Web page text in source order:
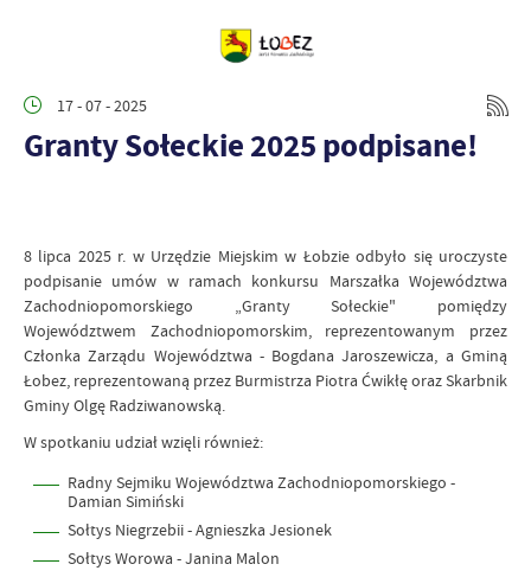
17 - 07 - 2025
Granty Sołeckie 2025 podpisane!
8 lipca 2025 r. w Urzędzie Miejskim w Łobzie odbyło się uroczyste
podpisanie umów w ramach konkursu Marszałka Województwa
Zachodniopomorskiego „Granty Sołeckie" pomiędzy
Województwem Zachodniopomorskim, reprezentowanym przez
Członka Zarządu Województwa - Bogdana Jaroszewicza, a Gminą
Łobez, reprezentowaną przez Burmistrza Piotra Ćwikłę oraz Skarbnik
Gminy Olgę Radziwanowską.
W spotkaniu udział wzięli również:
Radny Sejmiku Województwa Zachodniopomorskiego -
Damian Simiński
Sołtys Niegrzebii - Agnieszka Jesionek
Sołtys Worowa - Janina Malon